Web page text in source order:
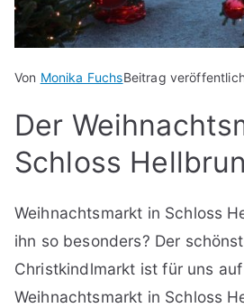
Von Monika FuchsBeitrag
Der
Schloss
Weihnachtsmarkt in Schloss
ihn so besonders? Der
Christkindlmarkt ist für uns
Weihnachtsmarkt in Schloss